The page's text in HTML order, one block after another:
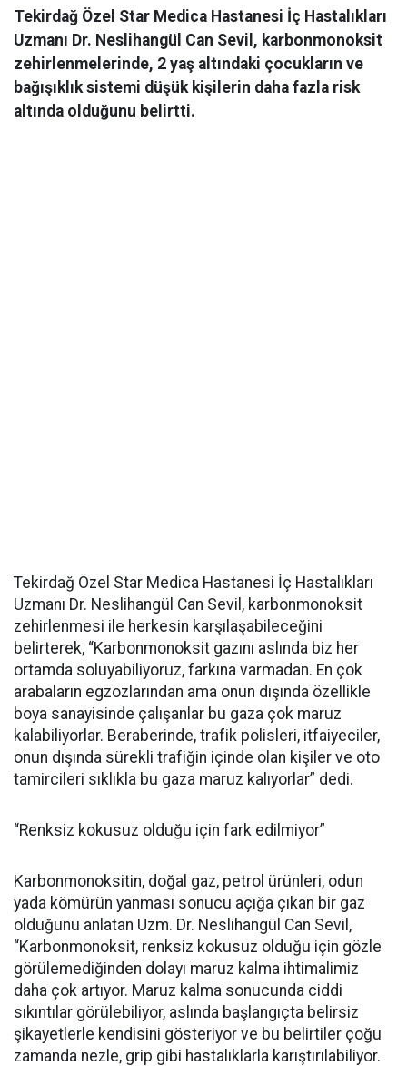
Tekirdağ Özel Star Medica Hastanesi İç Hastalıkları
Uzmanı Dr. Neslihangül Can Sevil, karbonmonoksit
zehirlenmelerinde, 2 yaş altındaki çocukların ve
bağışıklık sistemi düşük kişilerin daha fazla risk
altında olduğunu belirtti.
Tekirdağ Özel Star Medica Hastanesi İç Hastalıkları
Uzmanı Dr. Neslihangül Can Sevil, karbonmonoksit
zehirlenmesi ile herkesin karşılaşabileceğini
belirterek, “Karbonmonoksit gazını aslında biz her
ortamda soluyabiliyoruz, farkına varmadan. En çok
arabaların egzozlarından ama onun dışında özellikle
boya sanayisinde çalışanlar bu gaza çok maruz
kalabiliyorlar. Beraberinde, trafik polisleri, itfaiyeciler,
onun dışında sürekli trafiğin içinde olan kişiler ve oto
tamircileri sıklıkla bu gaza maruz kalıyorlar” dedi.
“Renksiz kokusuz olduğu için fark edilmiyor”
Karbonmonoksitin, doğal gaz, petrol ürünleri, odun
yada kömürün yanması sonucu açığa çıkan bir gaz
olduğunu anlatan Uzm. Dr. Neslihangül Can Sevil,
“Karbonmonoksit, renksiz kokusuz olduğu için gözle
görülemediğinden dolayı maruz kalma ihtimalimiz
daha çok artıyor. Maruz kalma sonucunda ciddi
sıkıntılar görülebiliyor, aslında başlangıçta belirsiz
şikayetlerle kendisini gösteriyor ve bu belirtiler çoğu
zamanda nezle, grip gibi hastalıklarla karıştırılabiliyor.